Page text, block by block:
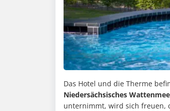
Das Hotel und die Therme
Niedersächsisches
unternimmt, wird sich freuen,